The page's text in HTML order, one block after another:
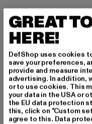
-30%
GREAT
HERE!
DefShop uses cookies
save your preferences,
provide and measure
advertising. In addition,
or to use cookies. This
your data in the USA or
the EU data protection
this, click on "Custom
agree to this. Data